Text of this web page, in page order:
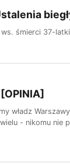
ws. śmierci 37-latki
władz
- nikomu nie